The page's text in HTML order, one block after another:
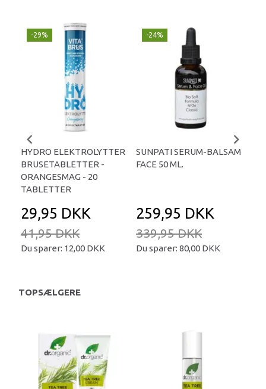
-29%
HYDRO ELEKTROLYTTER
BRUSETABLETTER -
ORANGESMAG - 20
TABLETTER
29,95 DKK
41,95 DKK
Du sparer: 12,00 DKK
-24%
SUNPATI SERUM-BALSAM
FACE 50 ML.
259,95 DKK
339,95 DKK
Du sparer: 80,00 DKK
TOPSÆLGERE